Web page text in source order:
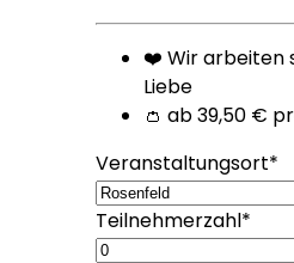
❤️ Wir arbeiten
Liebe
👛 ab 39,50 €
Veranstaltungsort*
Teilnehmerzahl*